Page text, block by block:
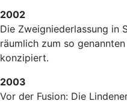
2002
Die Zweigniederlassung in
räumlich zum so
konzipiert.
2003
Vor der Fusion: Die